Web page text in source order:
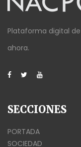
Plataforma digital
ahora.
SECCIONES
PORTADA
SOCIEDAD